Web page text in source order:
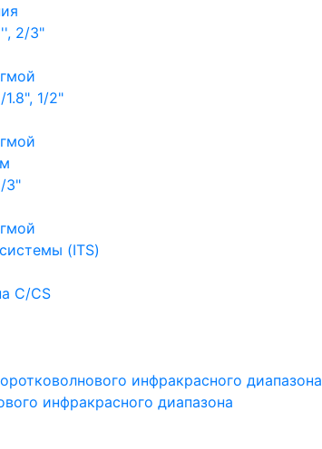
2/3"
1/2"
3"
(ITS)
C/CS
инфракрасного диапазона
инфракрасного диапазона